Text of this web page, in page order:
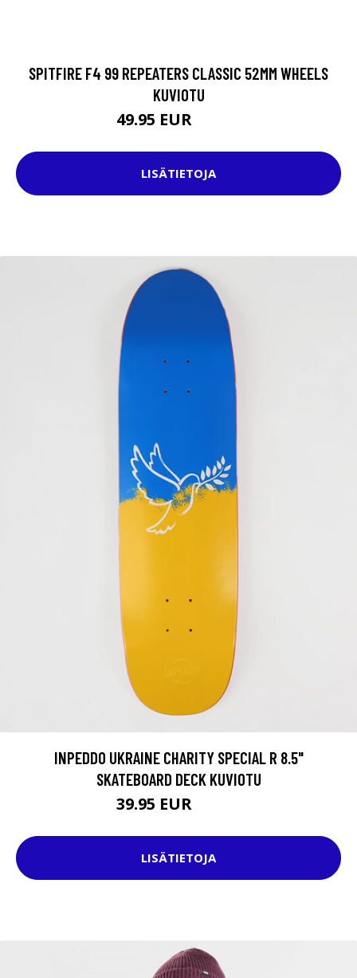
SPITFIRE F4 99 REPEATERS CLASSIC 52MM WHEELS
KUVIOTU
49.95 EUR
LISÄTIETOJA
INPEDDO UKRAINE CHARITY SPECIAL R 8.5"
SKATEBOARD DECK KUVIOTU
39.95 EUR
LISÄTIETOJA